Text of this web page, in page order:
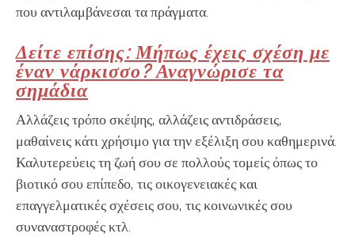
που αντιλαμβάνεσαι τα πράγματα.
Δείτε επίσης: Μήπως έχεις σχέση με
έναν νάρκισσο? Αναγνώρισε τα
σημάδια
Αλλάζεις τρόπο σκέψης, αλλάζεις αντιδράσεις,
μαθαίνεις κάτι χρήσιμο για την εξέλιξη σου καθημερινά.
Καλυτερεύεις τη ζωή σου σε πολλούς τομείς όπως το
βιοτικό σου επίπεδο, τις οικογενειακές και
επαγγελματικές σχέσεις σου, τις κοινωνικές σου
συναναστροφές κτλ.